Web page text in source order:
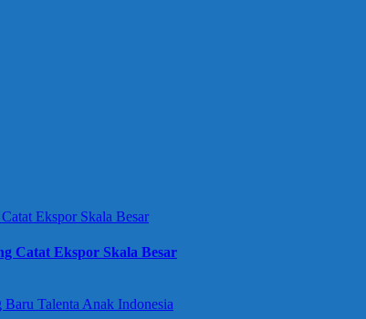
Catat Ekspor Skala Besar